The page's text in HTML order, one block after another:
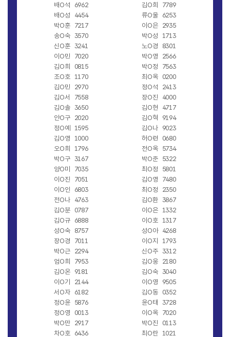
배O석 6962 김O희
7789
배O성
4454 류O울
6253
박O훈
7217 이O은
2935
송O숙 3570 박O성
1713
신O훈 3241 노O경
8301
이O민
7020 박O영
2566
김O희
0815 박O정
7563
조O호
1170 최O옥
0200
김O민
2970 정O석
2413
김O서
7558 장O진
4000
김O솔 3650 김O현
4717
안O구
2020 김O혁
9194
정O예
1595 김O나
9023
김O영
1000 허O련
0680
오O희
1796 전O옥
5734
박O구 3167 박O준
5322
양O미
7035 최O정
5801
이O진
7051 김O영
7480
이O인
6803 최O정
2350
전O나
4763 김O환 3867
김O분
0787 이O은
1332
김O규
6888 이O호
1317
성O숙
8757 성O아
4268
장O경
7011 이O지
1793
박O근
2294 신O주 3312
엄O희
7953 김O웅
2180
김O온
9181 김O숙 3040
이O기
2144 이O영
9505
서O자
6182 김O동
0352
정O윤
5876 윤O태
3728
정O영
0013 이O옥
7020
박O만
2917 박O진
0113
차O호
6436 최O란
1021